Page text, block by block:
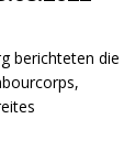
berichteten die